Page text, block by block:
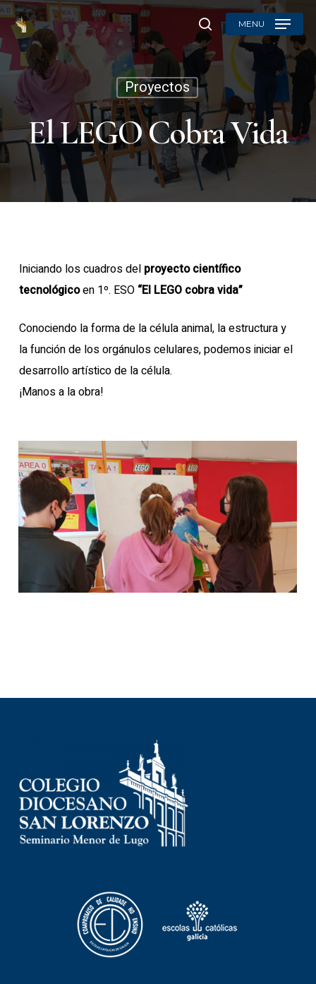
Skip
main
content
searchMENU
Proyectos
El LEGO Cobra Vida
Iniciando los cuadros del proyecto científico
tecnológicoen 1º. ESO “El LEGO cobra vida”
Conociendo la forma de la célula animal, la estructura y
la función de los orgánulos celulares, podemos iniciar el
desarrollo artístico de la célula.
¡Manos a la obra!